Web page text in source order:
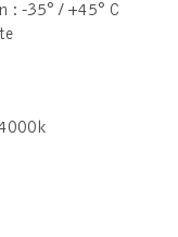
: -35° / +45° C